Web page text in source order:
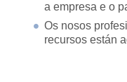
a empresa e o
Os nosos
recursos están